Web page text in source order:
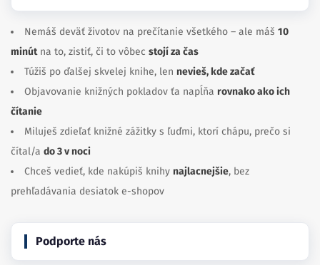
Nemáš deväť životov na prečítanie všetkého – ale máš 10
minútna to, zistiť, či to vôbec stojí za čas
Túžiš po ďalšej skvelej knihe, len nevieš, kde začať
Objavovanie knižných pokladov ťa napĺňa rovnako ako ich
čítanie
Miluješ zdieľať knižné zážitky s ľuďmi, ktorí chápu, prečo si
čítal/a do 3 v noci
Chceš vedieť, kde nakúpiš knihy najlacnejšie, bez
prehľadávania desiatok e-shopov
Podporte nás